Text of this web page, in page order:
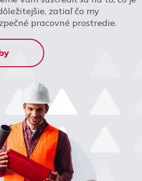
zatiaľ čo my
pracovné prostredie.